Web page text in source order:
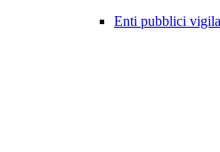
Enti pubblici